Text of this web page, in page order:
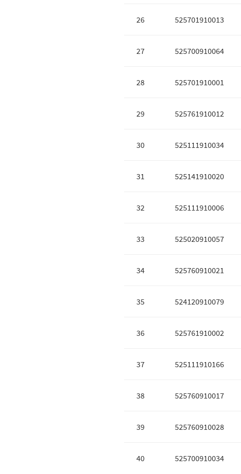
26 525701910013
27 525700910064
28 525701910001
29 525761910012
30 525111910034
31 525141910020
32 525111910006
33 525020910057
34 525760910021
35 524120910079
36 525761910002
37 525111910166
38 525760910017
39 525760910028
40 525700910034